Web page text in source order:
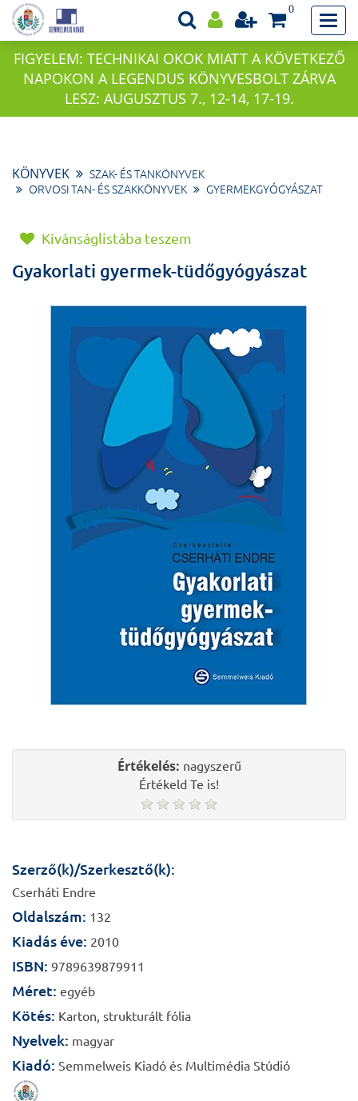
0
FIGYELEM: TECHNIKAI OKOK MIATT A KÖVETKEZŐ
NAPOKON A LEGENDUS KÖNYVESBOLT ZÁRVA
LESZ: AUGUSZTUS 7., 12-14, 17-19.
KÖNYVEK
SZAK- ÉS TANKÖNYVEK
ORVOSI TAN- ÉS SZAKKÖNYVEK
GYERMEKGYÓGYÁSZAT
Kívánságlistába teszem
Gyakorlati gyermek-tüdőgyógyászat
Értékelés: nagyszerű
Értékeld Te is!
Szerző(k)/Szerkesztő(k):
Cserháti Endre
Oldalszám: 132
Kiadás éve: 2010
ISBN: 9789639879911
Méret: egyéb
Kötés: Karton, strukturált fólia
Nyelvek: magyar
Kiadó: Semmelweis Kiadó és Multimédia Stúdió